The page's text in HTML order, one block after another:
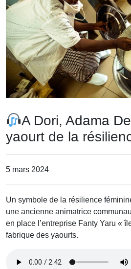
A Dori, Adama
yaourt de la
5 mars 2024
Un symbole de la résilience
une ancienne animatrice
en place l’entreprise Fanty Yaru «
fabrique des yaourts.